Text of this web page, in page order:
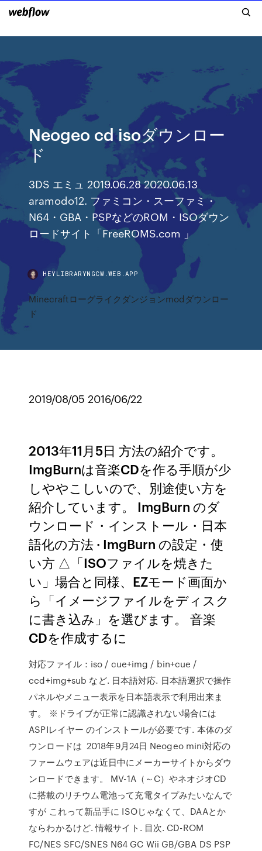
Neogeo cd isoダウンロー
ド
3DS エミュ 2019.06.28 2020.06.13
aramodo12. ファミコン・スーファミ・
N64・GBA・PSPなどのROM・ISOダウン
ロードサイト「FreeROMS.com 」
HEYLIBRARYNGCW.WEB.APP
Minecraftローグライクダンジョンmodダウンロー
ド
2019/08/05 2016/06/22
2013年11月5日 方法の紹介です。
ImgBurnは音楽CDを作る手順が少
しややこしいので、別途使い方を
紹介しています。 ImgBurn のダ
ウンロード・インストール・日本
語化の方法 · ImgBurn の設定・使
い方 △「ISOファイルを焼きた
い」場合と同様、EZモード画面か
ら「イメージファイルをディスク
に書き込み」を選びます。 音楽
CDを作成するに
対応ファイル：iso / cue+img / bin+cue /
ccd+img+sub など. 日本語対応. 日本語選択で操作
パネルやメニュー表示を日本語表示で利用出来ま
す。 ※ドライブが正常に認識されない場合には
ASPIレイヤー のインストールが必要です. 本体のダ
ウンロードは 2018年9月24日 Neogeo mini対応の
ファームウェアは近日中にメーカーサイトからダウ
ンロードできます。 MV-1A（～C）やネオジオCD
に搭載のリチウム電池って充電タイプみたいなんで
すが これって新品手に ISOじゃなくて、DAAとか
ならわかるけど. 情報サイト. 目次. CD-ROM
FC/NES SFC/SNES N64 GC Wii GB/GBA DS PSP